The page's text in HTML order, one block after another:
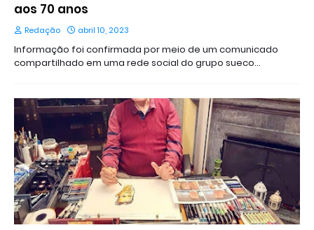
aos 70 anos
Redação abril 10, 2023
Informação foi confirmada por meio de um comunicado
compartilhado em uma rede social do grupo sueco…